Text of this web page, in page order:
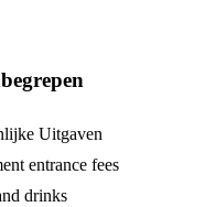
Uitgaven
entrance fees
drinks